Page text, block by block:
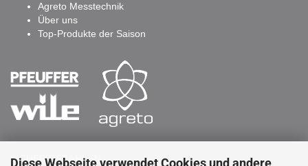
Diese Webseite verwendet Cookies und andere
Agreto Messtechnik
Über uns
Top-Produkte der Saison
SICHER BEZAHLEN